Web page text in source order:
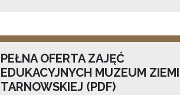
PEŁNA OFERTA ZAJĘĆ
EDUKACYJNYCH MUZEUM ZIEMI
TARNOWSKIEJ (PDF)